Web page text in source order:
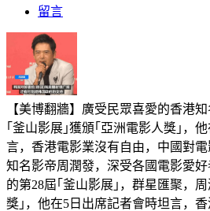
留言
【美博翻牆】廣受民眾喜愛的香港
｢釜山影展｣獲頒｢亞洲電影人獎｣，
言，香港電影業沒有自由，中國對
知名影帝周潤發，深受各國電影愛
的第28屆｢釜山影展｣，群星匯聚，
獎｣，他在5日出席記者會時坦言，